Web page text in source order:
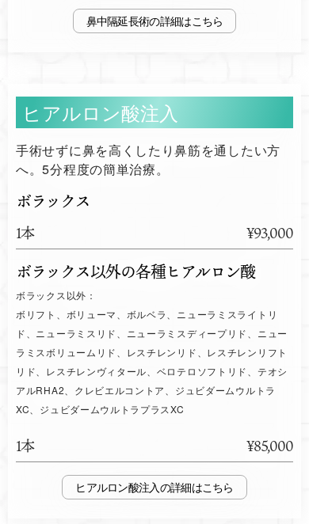
鼻中隔延長術
ヒアルロン酸注入
手術せずに鼻を高くしたり鼻筋を通したい方
へ。5分程度の簡単治療。
ボラックス
1本 ¥93,000
ボラックス以外の各種ヒアルロン酸
ボラックス以外：
ボリフト、ボリューマ、ボルベラ、ニューラミスライトリ
ド、ニューラミスリド、ニューラミスディープリド、ニュー
ラミスボリュームリド、レスチレンリド、レスチレンリフト
リド、レスチレンヴィタール、ベロテロソフトリド、テオシ
アルRHA2、クレビエルコントア、ジュビダームウルトラ
XC、ジュビダームウルトラプラスXC
1本 ¥85,000
ヒアルロン酸注入